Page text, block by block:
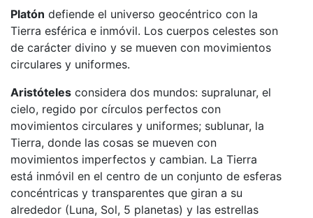
Platón defiende el universo geocéntrico con la
Tierra esférica e inmóvil. Los cuerpos celestes son
de carácter divino y se mueven con movimientos
circulares y uniformes.
Aristóteles considera dos mundos: supralunar, el
cielo, regido por círculos perfectos con
movimientos circulares y uniformes; sublunar, la
Tierra, donde las cosas se mueven con
movimientos imperfectos y cambian. La Tierra
está inmóvil en el centro de un conjunto de esferas
concéntricas y transparentes que giran a su
alrededor (Luna, Sol, 5 planetas) y las estrellas